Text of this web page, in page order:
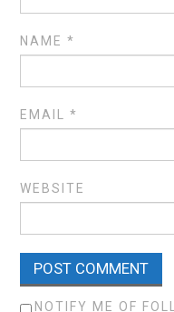
NAME*
EMAIL*
WEBSITE
NOTIFY ME OF